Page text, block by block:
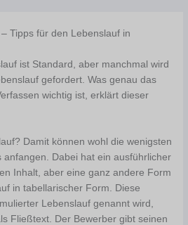
Tipps für den Lebenslauf in
ist Standard, aber manchmal wird
gefordert. Was genau das
wichtig ist, erklärt dieser
Damit können wohl die wenigsten
anfangen. Dabei hat ein ausführlicher
Inhalt, aber eine ganz andere Form
in tabellarischer Form. Diese
Lebenslauf genannt wird,
Fließtext. Der Bewerber gibt seinen